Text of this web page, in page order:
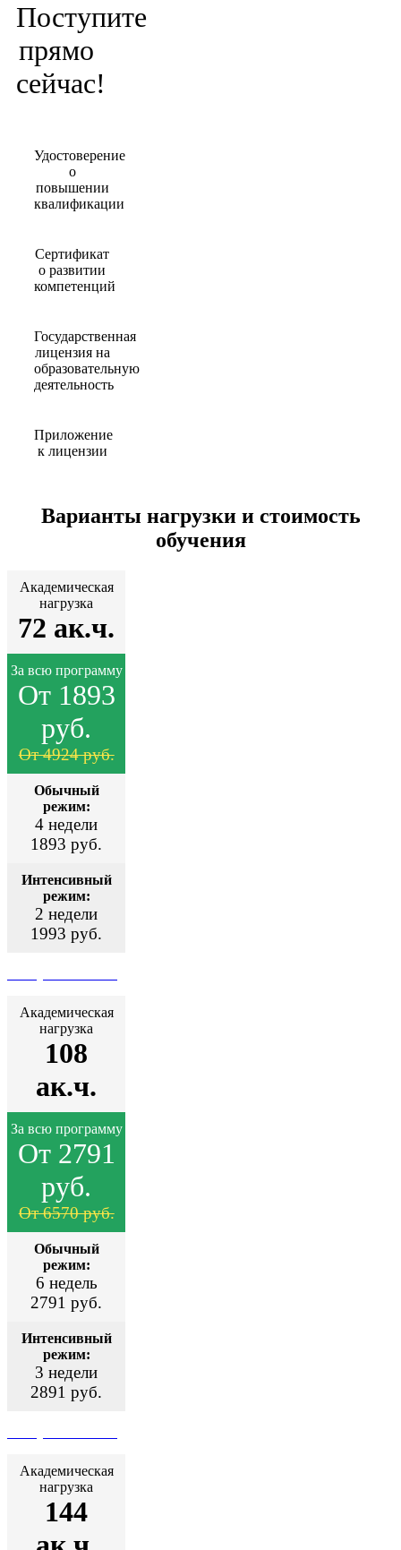
Поступите
прямо
сейчас!
Удостоверение
о
повышении
квалификации
Сертификат
о развитии
компетенций
Государственная
лицензия на
образовательную
деятельность
Приложение
к лицензии
Варианты нагрузки и стоимость
обучения
Академическая
нагрузка
72 ак.ч.
За всю программу
От 1893
руб.
От 4924 руб.
Обычный
режим:
4 недели
1893 руб.
Интенсивный
режим:
2 недели
1993 руб.
Академическая
нагрузка
108
ак.ч.
За всю программу
От 2791
руб.
От 6570 руб.
Обычный
режим:
6 недель
2791 руб.
Интенсивный
режим:
3 недели
2891 руб.
Академическая
нагрузка
144